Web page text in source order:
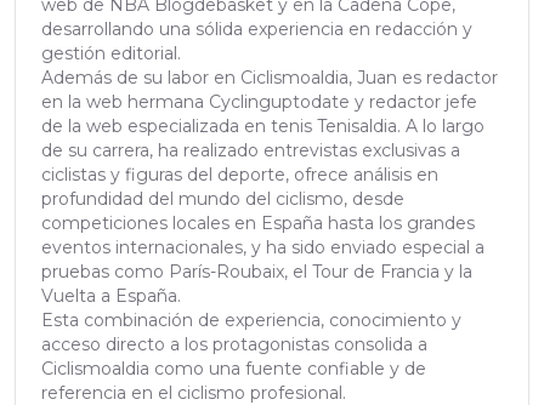
web de NBA Blogdebasket y en la Cadena Cope,
desarrollando una sólida experiencia en redacción y
gestión editorial.
Además de su labor en Ciclismoaldia, Juan es redactor
en la web hermana Cyclinguptodate y redactor jefe
de la web especializada en tenis Tenisaldia. A lo largo
de su carrera, ha realizado entrevistas exclusivas a
ciclistas y figuras del deporte, ofrece análisis en
profundidad del mundo del ciclismo, desde
competiciones locales en España hasta los grandes
eventos internacionales, y ha sido enviado especial a
pruebas como París-Roubaix, el Tour de Francia y la
Vuelta a España.
Esta combinación de experiencia, conocimiento y
acceso directo a los protagonistas consolida a
Ciclismoaldia como una fuente confiable y de
referencia en el ciclismo profesional.